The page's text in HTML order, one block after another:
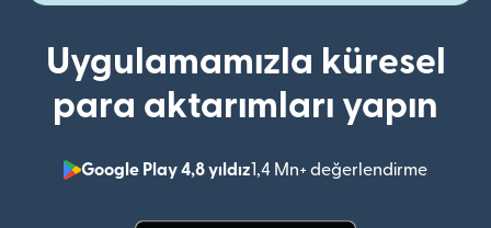
Uygulamamızla küresel
para aktarımları yapın
Google Play 4,8 yıldız1,4 Mn+ değerlendirme